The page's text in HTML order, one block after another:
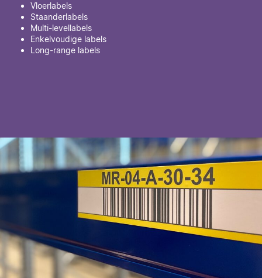
Vloerlabels
Staanderlabels
Multi-levellabels
Enkelvoudige labels
Long-range labels